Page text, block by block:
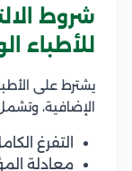
شروط
للأطباء
يشترط على
الإضافية،
التفرغ
معادلة